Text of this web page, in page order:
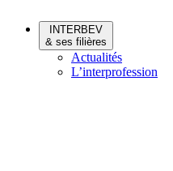
INTERBEV
& ses filières
Actualités
L’interprofession